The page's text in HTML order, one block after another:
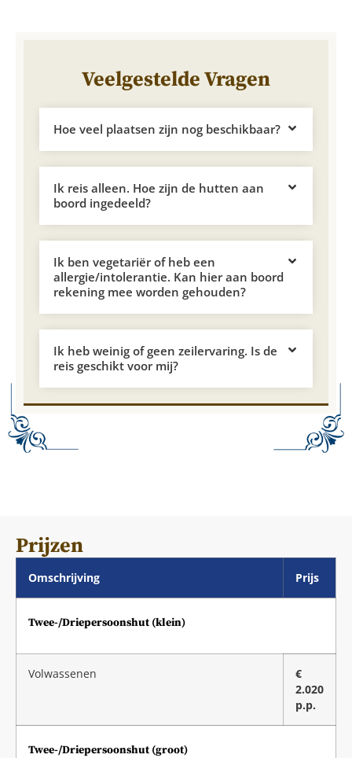
Veelgestelde Vragen
Hoe veel plaatsen zijn nog beschikbaar?
Ik reis alleen. Hoe zijn de hutten aan
boord ingedeeld?
Ik ben vegetariër of heb een
allergie/intolerantie. Kan hier aan boord
rekening mee worden gehouden?
Ik heb weinig of geen zeilervaring. Is de
reis geschikt voor mij?
Prijzen
Omschrijving Prijs
Twee-/Driepersoonshut (klein)
Volwassenen
€
2.020
p.p.
Twee-/Driepersoonshut (groot)